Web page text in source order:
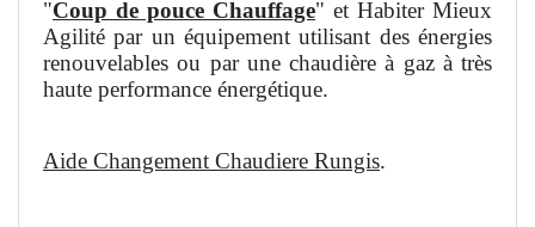
"Coup de pouce Chauffage" et Habiter Mieux
Agilité par un équipement utilisant des énergies
renouvelables ou par une chaudière à gaz à très
haute performance énergétique.
Aide Changement Chaudiere Rungis.